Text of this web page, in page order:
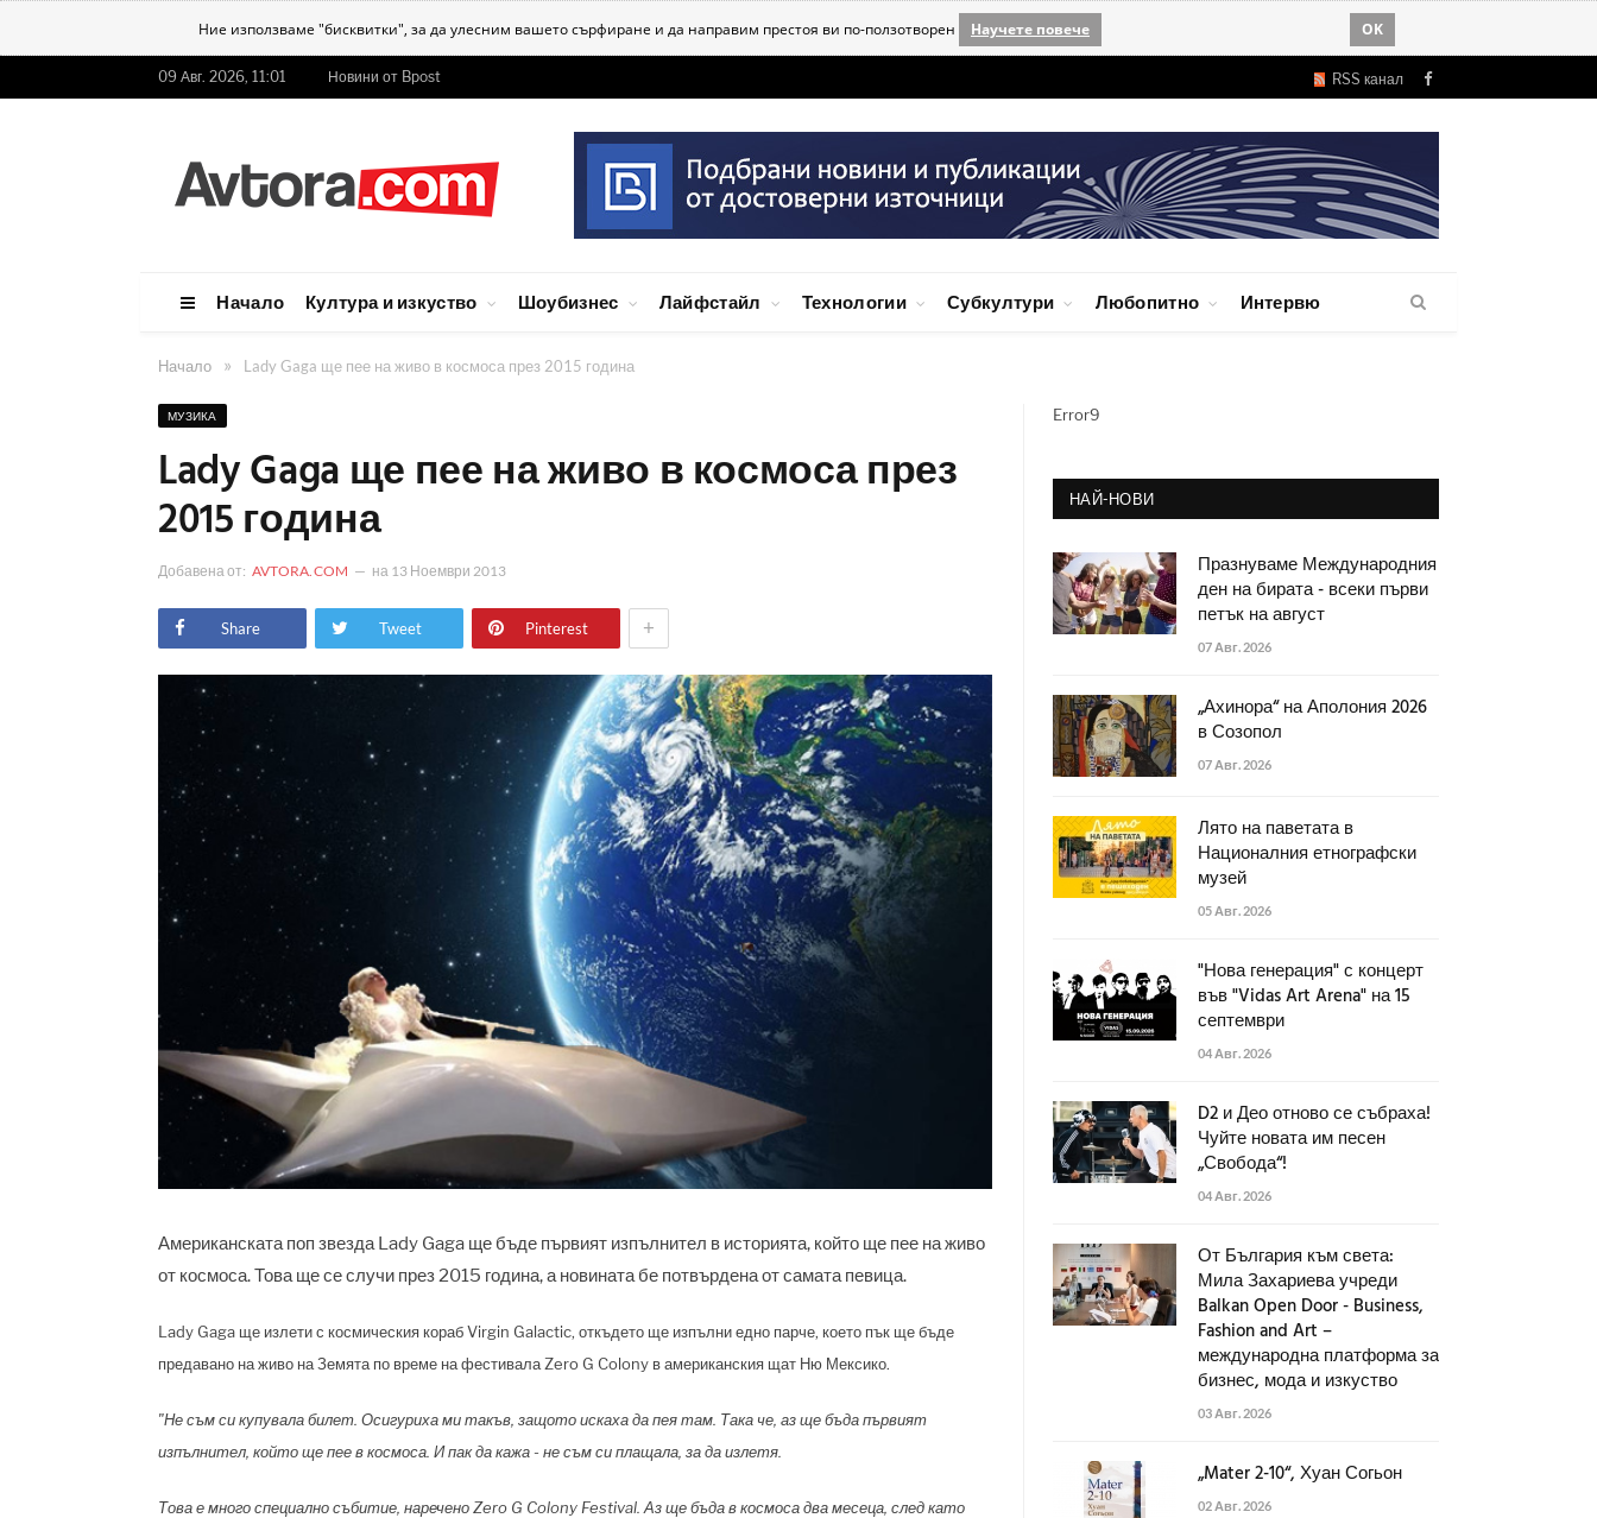
Ние използваме "бисквитки", за да улесним вашето сърфиране и да направим престоя ви по-ползотворен Научете повече OK
09 Авг. 2026, 11:01 Новини от Bpost RSS канал Facebook
Начало Култура и изкуство Шоубизнес Лайфстайл Технологии Субкултури Любопитно Интервю
Начало » Lady Gaga ще пее на живо в космоса през 2015 година
МУЗИКА
Lady Gaga ще пее на живо в космоса през
2015 година
Добавена от: AVTORA.COM на 13 Ноември 2013
Share Tweet Pinterest +
Американската поп звезда Lady Gaga ще бъде първият изпълнител в историята, който ще пее на живо
от космоса. Това ще се случи през 2015 година, а новината бе потвърдена от самата певица.
Lady Gaga ще излети с космическия кораб Virgin Galactic, откъдето ще изпълни едно парче, което пък ще бъде
предавано на живо на Земята по време на фестивала Zero G Colony в американския щат Ню Мексико.
"Не съм си купувала билет. Осигуриха ми такъв, защото искаха да пея там. Така че, аз ще бъда първият
изпълнител, който ще пее в космоса. И пак да кажа - не съм си плащала, за да излетя.
Това е много специално събитие, наречено Zero G Colony Festival. Аз ще бъда в космоса два месеца, след като
Error9
НАЙ-НОВИ
Празнуваме Международния
ден на бирата - всеки първи
петък на август
07 Авг. 2026
„Ахинора“ на Аполония 2026
в Созопол
07 Авг. 2026
Лято на паветата в
Националния етнографски
музей
05 Авг. 2026
"Нова генерация" с концерт
във "Vidas Art Arena" на 15
септември
04 Авг. 2026
D2 и Део отново се събраха!
Чуйте новата им песен
„Свобода“!
04 Авг. 2026
От България към света:
Мила Захариева учреди
Balkan Open Door - Business,
Fashion and Art –
международна платформа за
бизнес, мода и изкуство
03 Авг. 2026
„Mater 2-10“, Хуан Согьон
02 Авг. 2026